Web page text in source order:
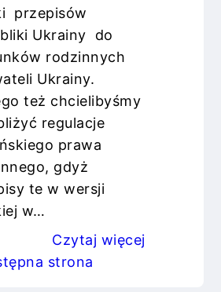
przepisów
Ukrainy do
rodzinnych
Ukrainy.
też chcielibyśmy
regulacje
prawa
gdyż
te w wersji
w…
Czytaj więcej
strona